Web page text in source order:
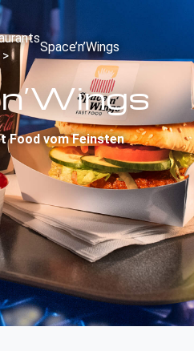
>
Space’n’Wings
Food vom Feinsten